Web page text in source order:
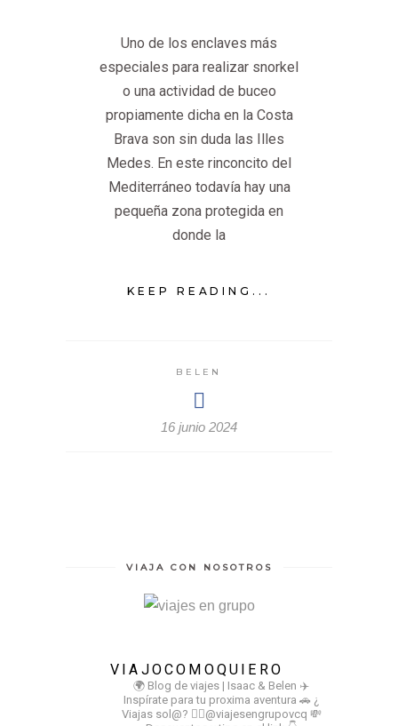
Uno de los enclaves más
especiales para realizar snorkel
o una actividad de buceo
propiamente dicha en la Costa
Brava son sin duda las Illes
Medes. En este rinconcito del
Mediterráneo todavía hay una
pequeña zona protegida en
donde la
KEEP READING...
BELEN
16 junio 2024
VIAJA CON NOSOTROS
VIAJOCOMOQUIERO
🌍 Blog de viajes | Isaac & Belen ✈️
Inspírate para tu proxima aventura 🚗 ¿
Viajas sol@? 👉🏻@viajesengrupovcq 💸